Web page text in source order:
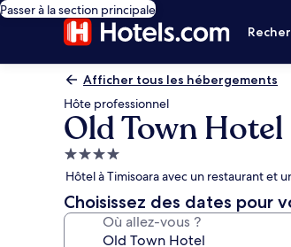
Passer à la section principale
Afficher tous les hébergements
Hôte professionnel
Old Town Hotel
Hébergement
4.0 étoiles
Hôtel à Timisoara avec un restaurant et
Choisissez des dates pour
Où allez-vous ?